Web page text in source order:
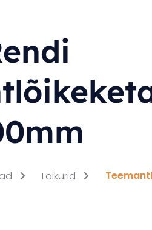
Lõikurid